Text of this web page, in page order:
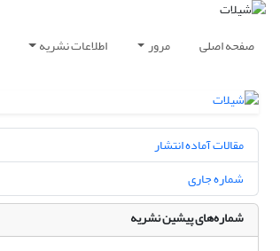
صفحه اصلی مرور اطلاعات نشریه
مقالات آماده انتشار
شماره جاری
شماره‌های پیشین نشریه